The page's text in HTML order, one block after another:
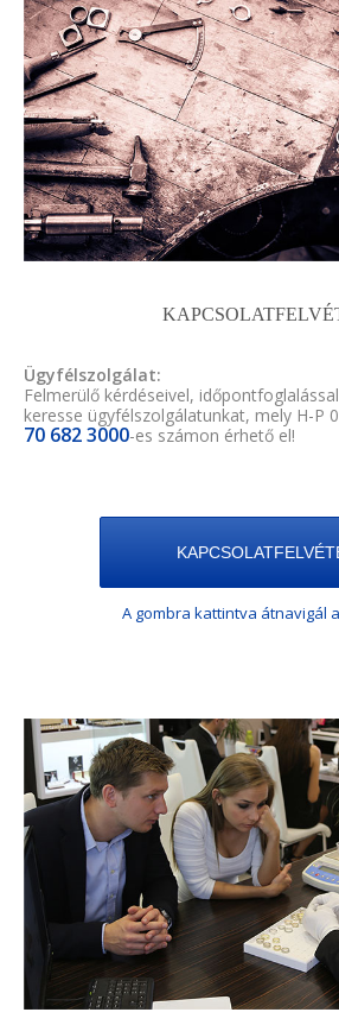
Ügyfélszolgálat:
Felmerülő kérdéseivel,
keresse ügyfélszolgálatunkat, mely H-P
70 682 3000-es számon érhető el!
A gombra kattintva átnavigál